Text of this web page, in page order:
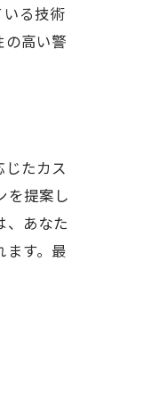
る技術
高い警
たカス
を提案し
、あなた
す。最